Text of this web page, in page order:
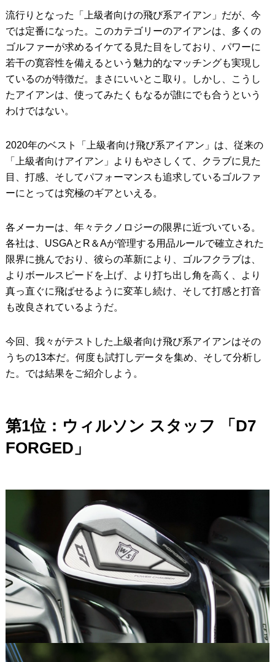
流行りとなった「上級者向けの飛び系アイアン」だが、今
では定番になった。このカテゴリーのアイアンは、多くの
ゴルファーが求めるイケてる見た目をしており、パワーに
若干の寛容性を備えるという魅力的なマッチングも実現し
ているのが特徴だ。まさにいいとこ取り。しかし、こうし
たアイアンは、使ってみたくもなるが誰にでも合うという
わけではない。
2020年のベスト「上級者向け飛び系アイアン」は、従来の
「上級者向けアイアン」よりもやさしくて、クラブに見た
目、打感、そしてパフォーマンスも追求しているゴルファ
ーにとっては究極のギアといえる。
各メーカーは、年々テクノロジーの限界に近づいている。
各社は、USGAとR＆Aが管理する用品ルールで確立された
限界に挑んでおり、彼らの革新により、ゴルフクラブは、
よりボールスピードを上げ、より打ち出し角を高く、より
真っ直ぐに飛ばせるように変革し続け、そして打感と打音
も改良されているようだ。
今回、我々がテストした上級者向け飛び系アイアンはその
うちの13本だ。何度も試打しデータを集め、そして分析し
た。では結果をご紹介しよう。
第1位：ウィルソン スタッフ 「D7
FORGED」